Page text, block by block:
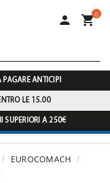
 0
ANTICIPI
LE 15.00
SUPERIORI A 250€
EUROCOMACH